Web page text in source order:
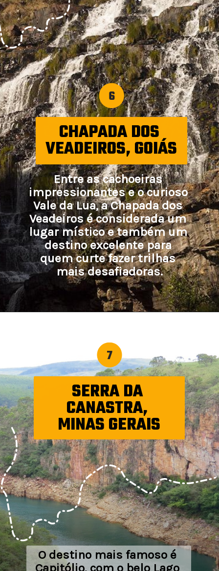
CHAPADA DOS
VEADEIROS, GOIÁS
Entre as cachoeiras
impressionantes e o curioso
Vale da Lua, a Chapada dos
Veadeiros é considerada um
lugar místico e também um
destino excelente para
quem curte fazer trilhas
mais desafiadoras.
6
SERRA DA
CANASTRA,
MINAS GERAIS
O destino mais famoso é
Capitólio, com o belo Lago
7